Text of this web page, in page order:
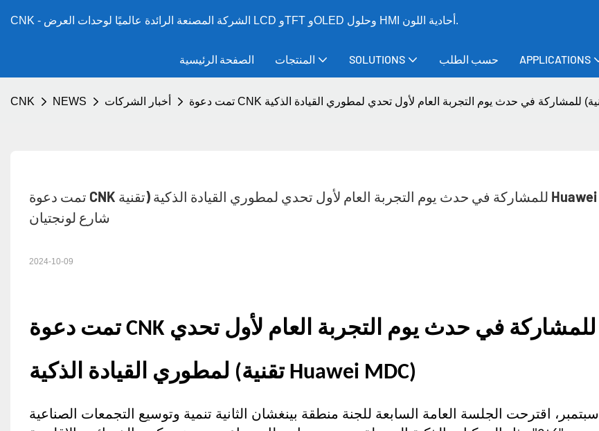
CNK - الشركة المصنعة الرائدة عالميًا لوحدات العرض LCD وTFT وOLED وحلول HMI أحادية اللون.
الصفحة الرئيسية المنتجات SOLUTIONS حسب الطلب APPLICATIONS
CNK NEWS أخبار الشركات
تمت دعوة CNK للمشاركة في حدث يوم التجربة العام لأول تحدي لمطوري القيادة الذكية (تقنية Huawei MDC) في
شارع لونجتيان
2024-10-09
تمت دعوة CNK للمشاركة في حدث يوم التجربة العام لأول تحدي
لمطوري القيادة الذكية (تقنية Huawei MDC)
وفي 27 سبتمبر، اقترحت الجلسة العامة السابعة للجنة منطقة بينغشان الثانية تنمية وتوسيع التجمعات الصناعية